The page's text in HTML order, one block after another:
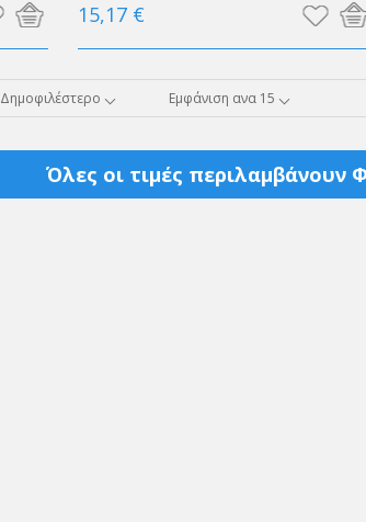
15,17 €
Δημοφιλέστερο Εμφάνιση ανα 15
Όλες οι τιμές περιλαμβάνουν